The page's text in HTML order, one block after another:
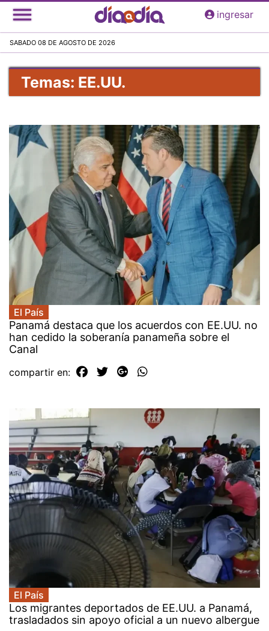
Pasar
al
principal
ingresar
SABADO 08 DE AGOSTO DE 2026
Temas: EE.UU.
El País
Panamá destaca que los acuerdos con EE.UU. no
han cedido la soberanía panameña sobre el
Canal
compartir en:
El País
Los migrantes deportados de EE.UU. a Panamá,
trasladados sin apoyo oficial a un nuevo albergue